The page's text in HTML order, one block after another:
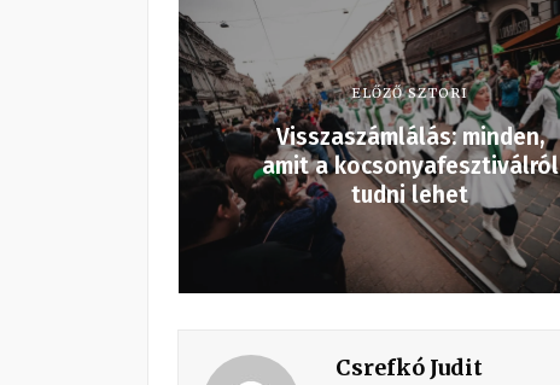
ELŐZŐ SZTORI
Visszaszámlálás: minden,
amit a kocsonyafesztiválról
tudni lehet
Csrefkó Judit